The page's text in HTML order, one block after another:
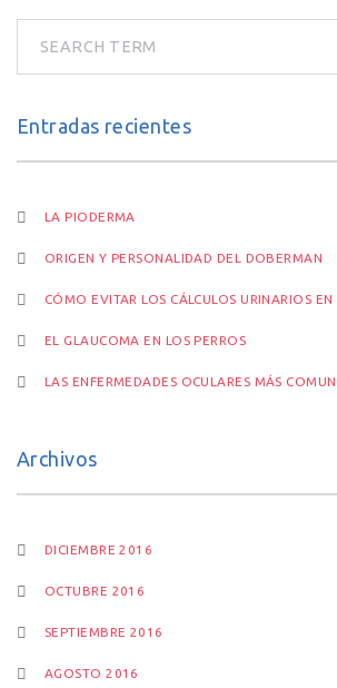
Entradas recientes
LA PIODERMA
ORIGEN Y PERSONALIDAD DEL DOBERMAN
CÓMO EVITAR LOS CÁLCULOS URINARIOS EN
EL GLAUCOMA EN LOS PERROS
LAS ENFERMEDADES OCULARES MÁS
Archivos
DICIEMBRE 2016
OCTUBRE 2016
SEPTIEMBRE 2016
AGOSTO 2016